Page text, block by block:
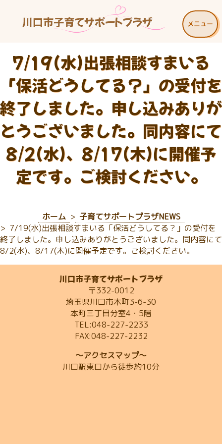
7/19(水)出張相談すまいる
「保活どうしてる？」の受付を
終了しました。申し込みありが
とうございました。同内容にて
8/2(水)、8/17(木)に開催予
定です。ご検討ください。
ホーム
子育てサポートプラザNEWS
7/19(水)出張相談すまいる「保活どうしてる？」の受付を
終了しました。申し込みありがとうございました。同内容にて
8/2(水)、8/17(木)に開催予定です。ご検討ください。
メニュー
川口市子育てサポートプラザ
〒332-0012
埼玉県川口市本町3-6-30
本町三丁目分室4・5階
TEL:048-227-2233
FAX:048-227-2232
～アクセスマップ～
川口駅東口から徒歩約10分